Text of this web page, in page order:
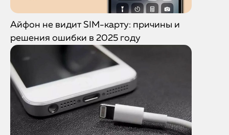
Айфон не видит SIM-карту: причины и
решения ошибки в 2025 году